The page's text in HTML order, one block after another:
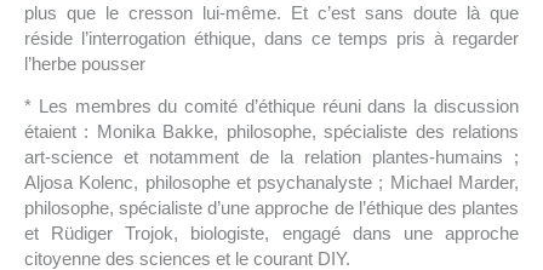
plus que le cresson lui-même. Et c’est sans doute là que
réside l’interrogation éthique, dans ce temps pris à regarder
l’herbe pousser
* Les membres du comité d’éthique réuni dans la discussion
étaient : Monika Bakke, philosophe, spécialiste des relations
art-science et notamment de la relation plantes-humains ;
Aljosa Kolenc, philosophe et psychanalyste ; Michael Marder,
philosophe, spécialiste d’une approche de l’éthique des plantes
et Rüdiger Trojok, biologiste, engagé dans une approche
citoyenne des sciences et le courant DIY.